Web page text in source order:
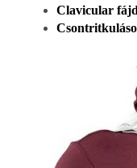
Clavicular